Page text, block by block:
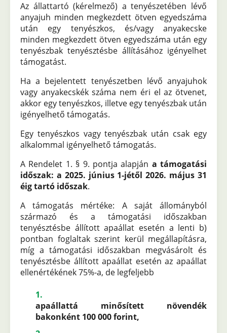
Az állattartó (kérelmező) a tenyészetében lévő
anyajuh minden megkezdett ötven egyedszáma
után egy tenyészkos, és/vagy anyakecske
minden megkezdett ötven egyedszáma után egy
tenyészbak tenyésztésbe állításához igényelhet
támogatást.
Ha a bejelentett tenyészetben lévő anyajuhok
vagy anyakecskék száma nem éri el az ötvenet,
akkor egy tenyészkos, illetve egy tenyészbak után
igényelhető támogatás.
Egy tenyészkos vagy tenyészbak után csak egy
alkalommal igényelhető támogatás.
A Rendelet 1. § 9. pontja alapján a támogatási
időszak: a 2025. június 1-jétől 2026. május 31
éig tartó időszak.
A támogatás mértéke: A saját állományból
származó és a támogatási időszakban
tenyésztésbe állított apaállat esetén a lenti b)
pontban foglaltak szerint kerül megállapításra,
míg a támogatási időszakban megvásárolt és
tenyésztésbe állított apaállat esetén az apaállat
ellenértékének 75%-a, de legfeljebb
apaállattá minősített növendék
bakonként 100 000 forint,